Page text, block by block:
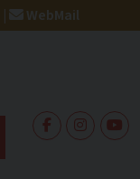
| WebMail